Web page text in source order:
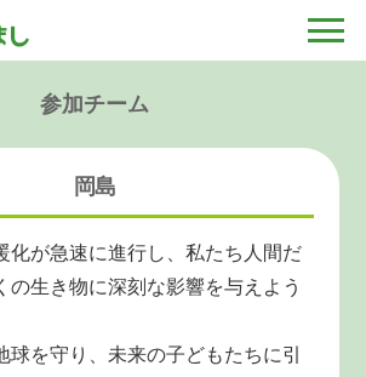
参加チーム
岡島
が急速に進行し、私たち人間だ
の生き物に深刻な影響を与えよう
を守り、未来の子どもたちに引